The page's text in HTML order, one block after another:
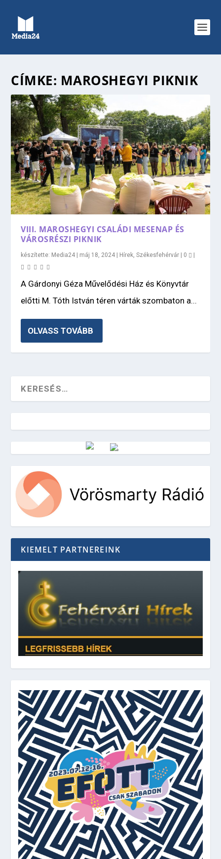
CÍMKE: MAROSHEGYI PIKNIK
VIII. MAROSHEGYI CSALÁDI MESENAP ÉS
VÁROSRÉSZI PIKNIK
készítette: Media24 | máj 18, 2024 | Hírek ,Székesfehérvár | 0 |
A Gárdonyi Géza Művelődési Ház és Könyvtár
előtti M. Tóth István téren várták szombaton a...
OLVASS TOVÁBB
Vörösmarty Rádió
KIEMELT PARTNEREINK